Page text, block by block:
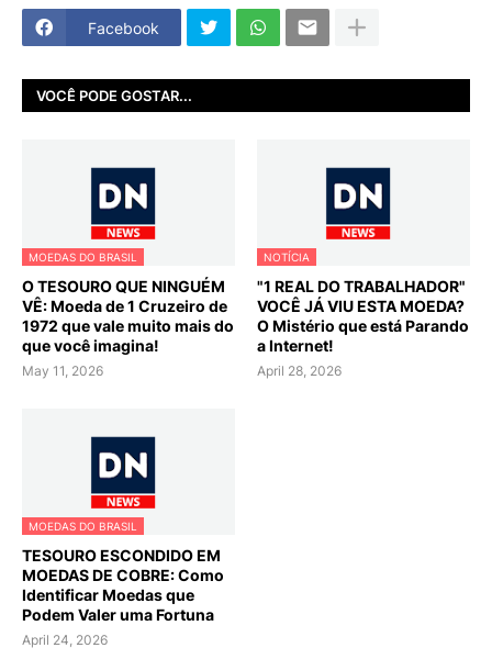
Facebook
VOCÊ PODE GOSTAR...
MOEDAS DO BRASIL
O TESOURO QUE NINGUÉM
VÊ: Moeda de 1 Cruzeiro de
1972 que vale muito mais do
que você imagina!
May 11, 2026
NOTÍCIA
"1 REAL DO TRABALHADOR"
VOCÊ JÁ VIU ESTA MOEDA?
O Mistério que está Parando
a Internet!
April 28, 2026
MOEDAS DO BRASIL
TESOURO ESCONDIDO EM
MOEDAS DE COBRE: Como
Identificar Moedas que
Podem Valer uma Fortuna
April 24, 2026